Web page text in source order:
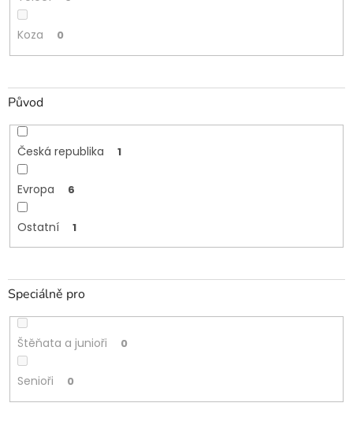
Koza 0
Původ
Česká republika 1
Evropa 6
Ostatní 1
Speciálně pro
Štěňata a junioři 0
Senioři 0